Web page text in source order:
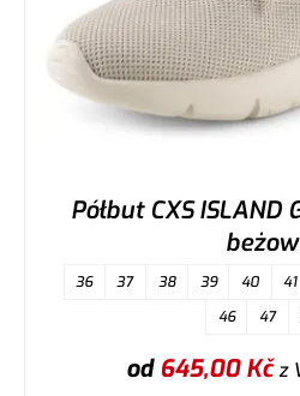
Półbut CXS ISLAND
36 37 38 39 40 41
46
47
od645,00Kčz